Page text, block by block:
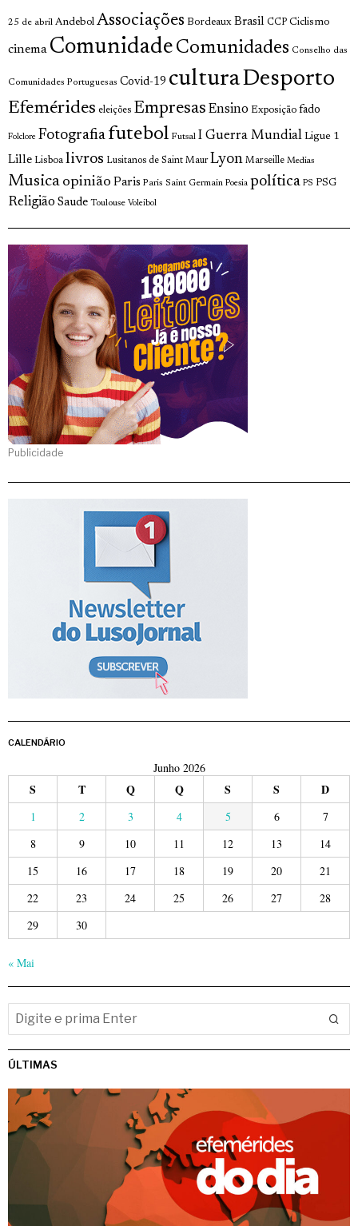
25 de abril Andebol Associações Bordeaux Brasil CCP Ciclismo
cinema Comunidade Comunidades Conselho das
Comunidades Portuguesas Covid-19 culturaDesporto
Efemérides eleições Empresas Ensino Exposição fado
Folclore Fotografia futebol Futsal I Guerra Mundial Ligue 1
Lille Lisboa livros Lusitanos de Saint Maur Lyon Marseille Medias
Musica opinião Paris Paris Saint Germain Poesia política PS PSG
Religião Saude Toulouse Voleibol
Publicidade
CALENDÁRIO
Junho 2026
S T Q Q S S D
1 2 3 4 5 6
7
8
9 10 11 12 13
14
15
16 17 18 19 20
21
22
23 24 25 26 27
28
29
30
« Mai
ÚLTIMAS